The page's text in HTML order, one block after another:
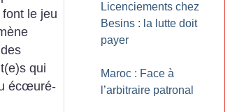
le jeu
qui
écœuré-
Licenciements chez
Besins : la lutte doit
payer
Maroc : Face à
l’arbitraire patronal